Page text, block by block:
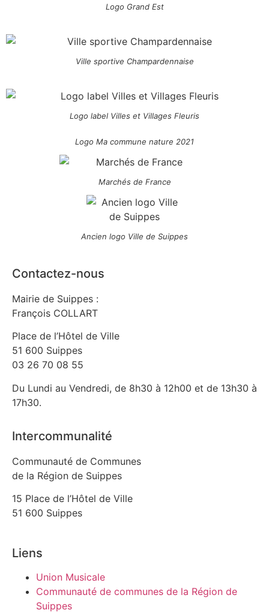
Logo Grand Est
Ville sportive Champardennaise
Logo label Villes et Villages Fleuris
Logo Ma commune nature 2021
Marchés de France
Ancien logo Ville de Suippes
Contactez-nous
Mairie de Suippes :
François COLLART
Place de l’Hôtel de Ville
51 600 Suippes
03 26 70 08 55
Du Lundi au Vendredi, de 8h30 à 12h00 et de 13h30 à
17h30.
Intercommunalité
Communauté de Communes
de la Région de Suippes
15 Place de l’Hôtel de Ville
51 600 Suippes
Liens
Union Musicale
Communauté de communes de la Région de
Suippes